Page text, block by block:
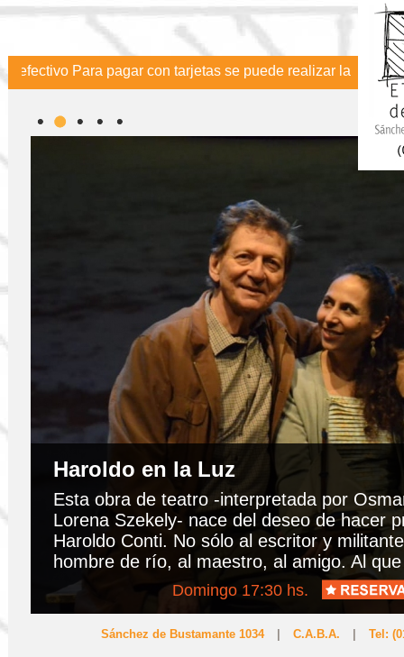
Para pagar con tarjetas se puede realizar la compra a
Esta obra de teatro -interpretada por Osmar
Lorena Szekely- nace del deseo de hacer
Haroldo Conti. No sólo al escritor y militante,
hombre de río, al maestro, al amigo. Al que
Domingo 17:30 hs.
Sánchez de Bustamante 1034 C.A.B.A. Tel: